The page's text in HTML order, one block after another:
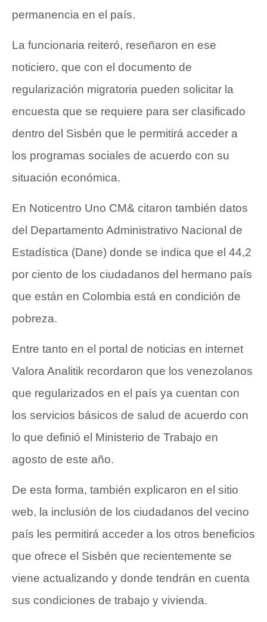
permanencia en el país.
La funcionaria reiteró, reseñaron en ese
noticiero, que con el documento de
regularización migratoria pueden solicitar la
encuesta que se requiere para ser clasificado
dentro del Sisbén que le permitirá acceder a
los programas sociales de acuerdo con su
situación económica.
En Noticentro Uno CM& citaron también datos
del Departamento Administrativo Nacional de
Estadística (Dane) donde se indica que el 44,2
por ciento de los ciudadanos del hermano país
que están en Colombia está en condición de
pobreza.
Entre tanto en el portal de noticias en internet
Valora Analitik recordaron que los venezolanos
que regularizados en el país ya cuentan con
los servicios básicos de salud de acuerdo con
lo que definió el Ministerio de Trabajo en
agosto de este año.
De esta forma, también explicaron en el sitio
web, la inclusión de los ciudadanos del vecino
país les permitirá acceder a los otros beneficios
que ofrece el Sisbén que recientemente se
viene actualizando y donde tendrán en cuenta
sus condiciones de trabajo y vivienda.